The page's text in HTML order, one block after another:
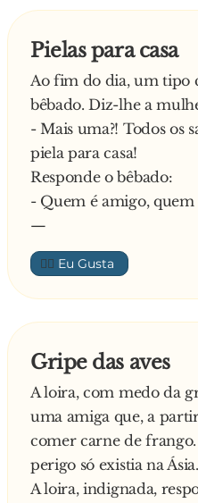
Pielas para casa
Ao fim do dia, um tipo
bêbado. Diz-lhe a
- Mais uma?! Todos os
piela para casa!
Responde o bêbado:
- Quem é amigo, quem
—
👍🏼
Gripe das aves
A loira, com medo da
uma amiga que, a
comer carne de
perigo só existia na Ásia.
A loira, indignada,